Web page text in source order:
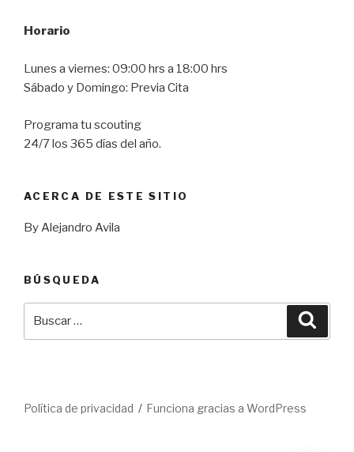
Horario
Lunes a viernes: 09:00 hrs a 18:00 hrs
Sábado y Domingo: Previa Cita
Programa tu scouting
24/7 los 365 días del año.
ACERCA DE ESTE SITIO
By Alejandro Avila
BÚSQUEDA
Política de privacidad Funciona gracias a WordPress